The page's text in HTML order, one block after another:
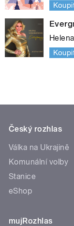
Český rozhlas
Válka na Ukrajině
Komunální volby
Stanice
eShop
mujRozhlas